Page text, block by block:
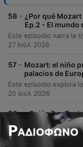
58 - ¿Por qué
Ep.2 - El mundo
27 Ιούλ 2026
57 - Mozart: el niño
palacios de
20 Ιούλ 2026
56 - ¿Quién Fue
más que Los 3
13 Ιούλ 2026